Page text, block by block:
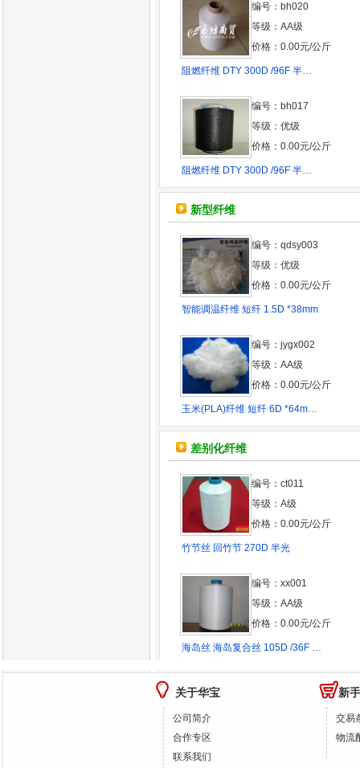
编号：bh020
等级：AA级
价格：0.00元/公斤
阻燃纤维 DTY 300D /96F 半…
编号：bh017
等级：优级
价格：0.00元/公斤
阻燃纤维 DTY 300D /96F 半…
新型纤维
编号：qdsy003
等级：优级
价格：0.00元/公斤
智能调温纤维 短纤 1.5D *38mm
编号：jygx002
等级：AA级
价格：0.00元/公斤
玉米(PLA)纤维 短纤 6D *64m…
差别化纤维
编号：ct011
等级：A级
价格：0.00元/公斤
竹节丝 回竹节 270D 半光
编号：xx001
等级：AA级
价格：0.00元/公斤
海岛丝 海岛复合丝 105D /36F …
关于华宝
公司简介
合作专区
联系我们
新
交易
物流